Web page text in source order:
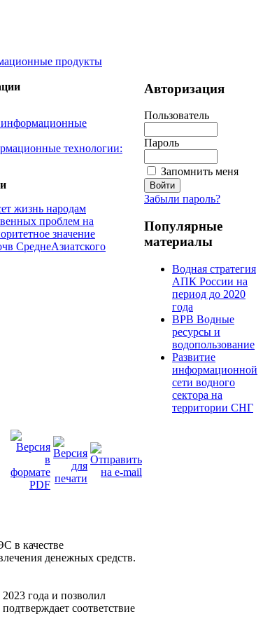
продукты
информационные
технологии:
жизнь народам
проблем на
значение
СреднеАзиатского
в качестве
денежных средств.
года и позволил
соответствие
Авторизация
Пользователь
Пароль
Запомнить меня
Забыли пароль?
Популярные
материалы
Водная стратегия
АПК России на
период до 2020
года
ВРВ Водные
ресурсы и
водопользование
Развитие
информационной
сети водного
сектора на
территории СНГ